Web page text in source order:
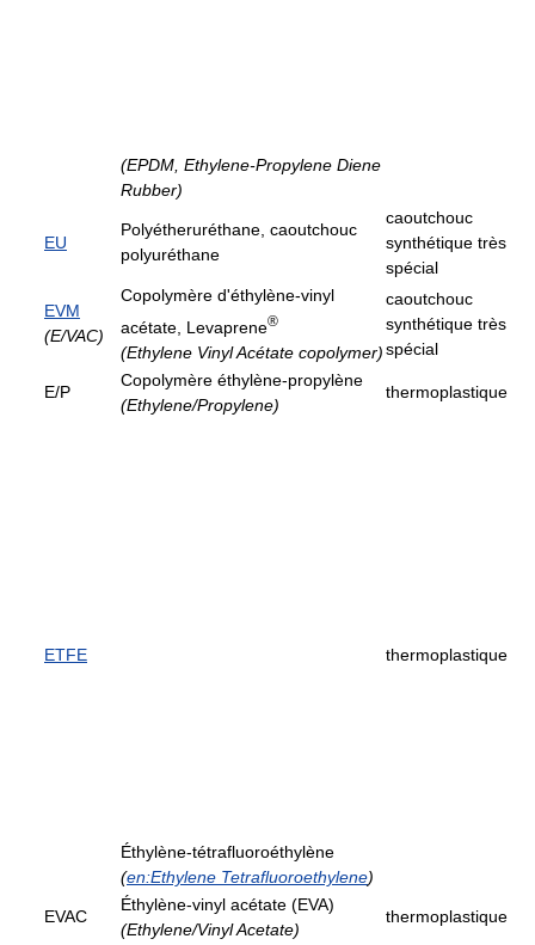
(EPDM, Ethylene-Propylene Diene
Rubber)
EU
Polyétheruréthane, caoutchouc
polyuréthane
caoutchouc
synthétique très
spécial
EVM
(E/VAC)
Copolymère d'éthylène-vinyl
acétate, Levaprene®
(Ethylene Vinyl Acétate copolymer)
caoutchouc
synthétique très
spécial
E/P
Copolymère éthylène-propylène
(Ethylene/Propylene)
thermoplastique
ETFE
Éthylène-tétrafluoroéthylène
(en:Ethylene Tetrafluoroethylene)
thermoplastique
EVAC
Éthylène-vinyl acétate (EVA)
(Ethylene/Vinyl Acetate)
thermoplastique